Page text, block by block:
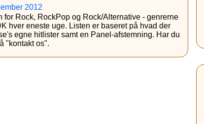
2012
for Rock, RockPop og Rock/Alternative - genrerne
hver eneste uge. Listen er baseret på hvad der
egne hitlister samt en Panel-afstemning. Har du
"kontakt os".